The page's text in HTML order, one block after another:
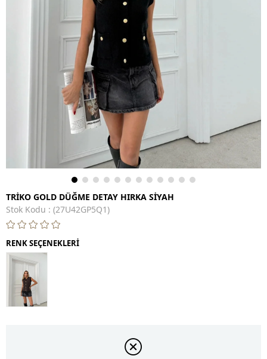
TRİKO GOLD DÜĞME DETAY HIRKA SİYAH
Stok Kodu
(27U42GP5Q1)
RENK SEÇENEKLERİ